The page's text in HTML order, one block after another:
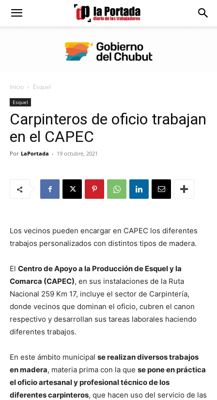
Diario
Portada
Inicio Esquel
Esquel
Carpinteros de oficio trabajan
en el CAPEC
Por LaPortada - 19 octubre, 2021
Los vecinos pueden encargar en CAPEC los diferentes
trabajos personalizados con distintos tipos de madera.
El Centro de Apoyo a la Producción de Esquel y la
Comarca (CAPEC), en sus instalaciones de la Ruta
Nacional 259 Km 17, incluye el sector de Carpintería,
donde vecinos que dominan el oficio, cubren el canon
respectivo y desarrollan sus tareas laborales haciendo
diferentes trabajos.
En este ámbito municipal se realizan diversos trabajos
en madera, materia prima con la que se pone en práctica
el oficio artesanal y profesional técnico de los
diferentes carpinteros, que hacen uso del servicio de las